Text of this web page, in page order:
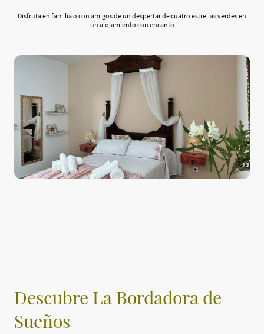
Disfruta en familia o con amigos de un despertar de cuatro estrellas verdes en
un alojamiento con encanto
Descubre La Bordadora de
Sueños